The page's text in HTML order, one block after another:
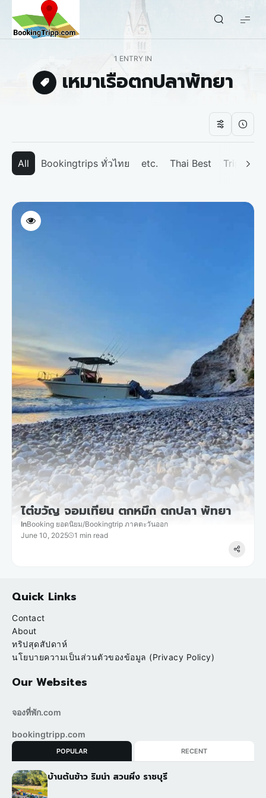
bookingtripp.com
1 ENTRY IN
เหมาเรือตกปลาพัทยา
All Bookingtrips ทั่วไทย etc. Thai Best Tripp
ไต๋ขวัญ จอมเทียน ตกหมึก ตกปลา พัทยา
InBooking ยอดนิยม/Bookingtrip ภาคตะวันออก
June 10, 2025
1 min read
Quick Links
Contact
About
ทริปสุดสัปดาห์
นโยบายความเป็นส่วนตัวของข้อมูล (Privacy Policy)
Our Websites
จองที่พัก.com
bookingtripp.com
POPULAR RECENT
บ้านต้นข้าว ริมน้ำ สวนผึ้ง ราชบุรี